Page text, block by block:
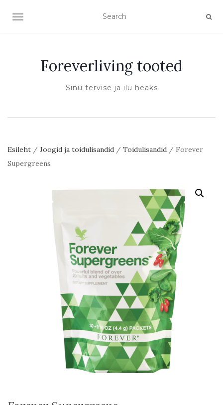
TOGGLE NAVIGATION
Foreverliving tooted
Sinu tervise ja ilu heaks
Esileht / Joogid ja toidulisandid / Toidulisandid / Forever
Supergreens